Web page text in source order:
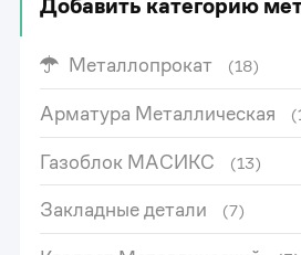
Добавить категорию
Металлопрокат (18)
Арматура Металлическая
Газоблок МАСИКС (13)
Закладные детали (7)